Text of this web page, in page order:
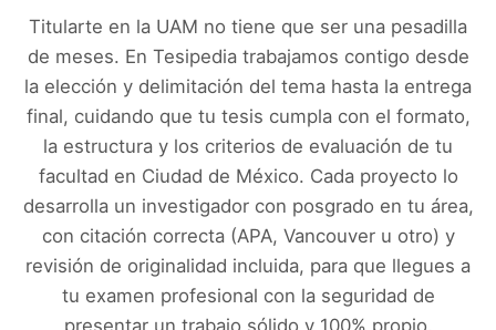
Titularte en la UAM no tiene que ser una pesadilla
de meses. En Tesipedia trabajamos contigo desde
la elección y delimitación del tema hasta la entrega
final, cuidando que tu tesis cumpla con el formato,
la estructura y los criterios de evaluación de tu
facultad en Ciudad de México. Cada proyecto lo
desarrolla un investigador con posgrado en tu área,
con citación correcta (APA, Vancouver u otro) y
revisión de originalidad incluida, para que llegues a
tu examen profesional con la seguridad de
presentar un trabajo sólido y 100% propio.